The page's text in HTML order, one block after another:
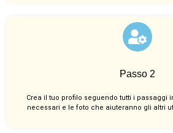
Passo 2
Crea il tuo profilo seguendo tutti i passaggi
necessari e le foto che aiuteranno gli altri